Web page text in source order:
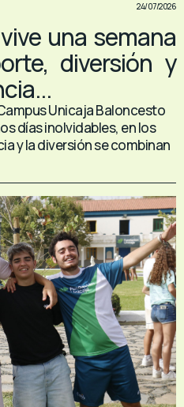
24/07/2026
una semana
diversión y
Unicaja Baloncesto
días inolvidables, en los
y la diversión se combinan